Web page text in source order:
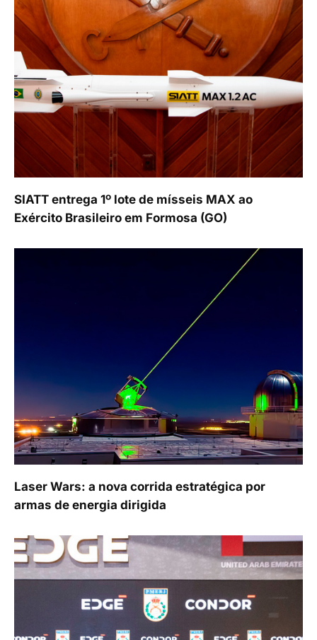
SIATT entrega 1º lote de mísseis MAX ao
Exército Brasileiro em Formosa (GO)
Laser Wars: a nova corrida estratégica por
armas de energia dirigida